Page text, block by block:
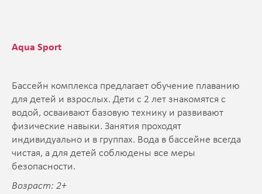
Aqua Sport
Бассейн комплекса предлагает обучение плаванию
для детей и взрослых. Дети с 2 лет знакомятся с
водой, осваивают базовую технику и развивают
физические навыки. Занятия проходят
индивидуально и в группах. Вода в бассейне всегда
чистая, а для детей соблюдены все меры
безопасности.
Возраст: 2+